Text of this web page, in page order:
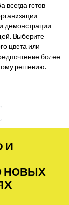
всегда готов
демонстрации
Выберите
цвета или
более
решению.
И
НОВЫХ